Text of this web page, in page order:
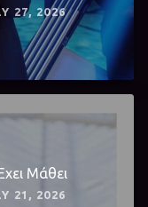
27, 2026
Μάθει
21, 2026